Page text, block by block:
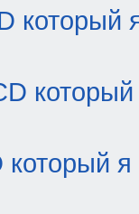
который
который
я